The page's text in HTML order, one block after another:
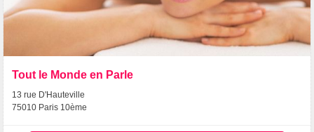
Tout le Monde en Parle
13 rue D'Hauteville
75010 Paris 10ème